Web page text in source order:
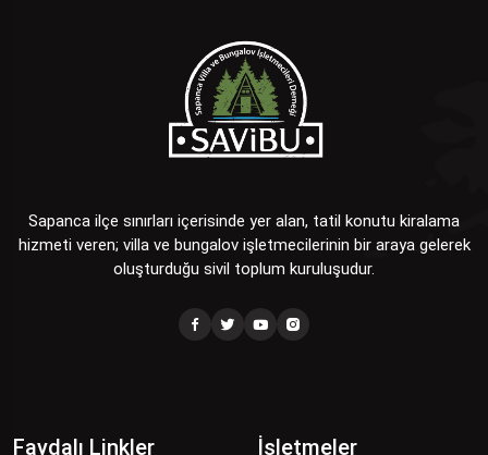
Sapanca ilçe sınırları içerisinde yer alan, tatil konutu kiralama
hizmeti veren; villa ve bungalov işletmecilerinin bir araya gelerek
oluşturduğu sivil toplum kuruluşudur.
Faydalı Linkler İşletmeler